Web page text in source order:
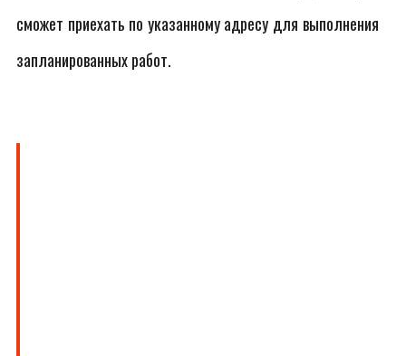
сможет приехать по указанному адресу для выполнения
запланированных работ.